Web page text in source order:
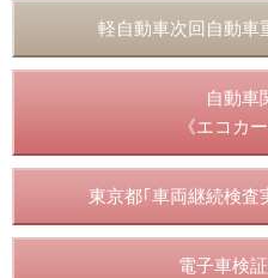
軽自動車次回自動車
自動車
《エコカ
東京都｢車両継続検査
電子車検